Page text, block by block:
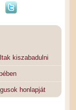
kiszabadulni
honlapját